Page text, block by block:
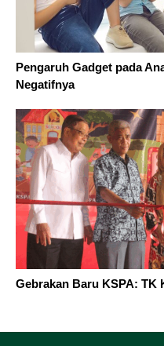
Pengaruh Gadget pada
Negatifnya
Gebrakan Baru KSPA: TK